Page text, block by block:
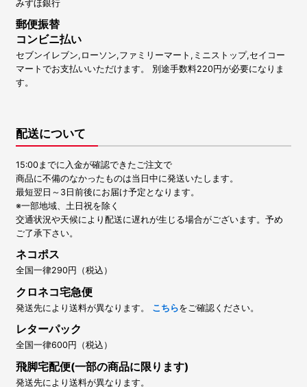
みずほ銀行
郵便振替
コンビニ払い
セブンイレブン,ローソン,ファミリーマート,ミニストップ,セイコー
マートでお支払いいただけます。 別途手数料220円が必要になりま
す。
配送について
15:00までに入金が確認できたご注文で
商品に不備のなかったものは当日中に発送いたします。
最短翌日～3日前後にお届け予定となります。
※一部地域、土日祝を除く
交通状況や天候により配送に遅れが生じる場合がございます。予め
ご了承下さい。
ネコポス
全国一律290円（税込）
クロネコ宅急便
発送先により送料が異なります。 こちらをご確認ください。
レターパック
全国一律600円（税込）
飛脚宅配便(一部の商品に限ります)
発送先により送料が異なります。